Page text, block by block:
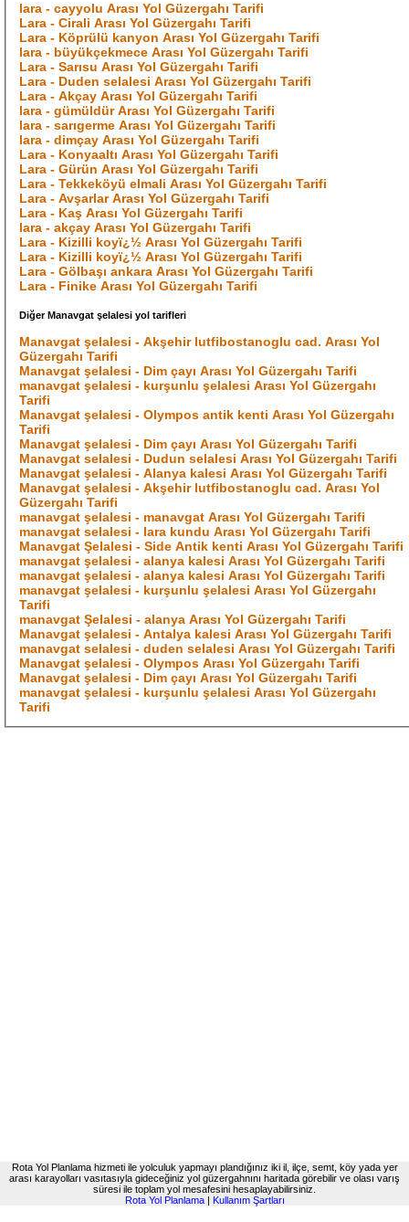
lara - cayyolu Arası Yol Güzergahı Tarifi
Lara - Cirali Arası Yol Güzergahı Tarifi
Lara - Köprülü kanyon Arası Yol Güzergahı Tarifi
lara - büyükçekmece Arası Yol Güzergahı Tarifi
Lara - Sarısu Arası Yol Güzergahı Tarifi
Lara - Duden selalesi Arası Yol Güzergahı Tarifi
Lara - Akçay Arası Yol Güzergahı Tarifi
lara - gümüldür Arası Yol Güzergahı Tarifi
lara - sarıgerme Arası Yol Güzergahı Tarifi
lara - dimçay Arası Yol Güzergahı Tarifi
Lara - Konyaaltı Arası Yol Güzergahı Tarifi
Lara - Gürün Arası Yol Güzergahı Tarifi
Lara - Tekkeköyü elmali Arası Yol Güzergahı Tarifi
Lara - Avşarlar Arası Yol Güzergahı Tarifi
Lara - Kaş Arası Yol Güzergahı Tarifi
lara - akçay Arası Yol Güzergahı Tarifi
Lara - Kizilli koyï¿½ Arası Yol Güzergahı Tarifi
Lara - Kizilli koyï¿½ Arası Yol Güzergahı Tarifi
Lara - Gölbaşı ankara Arası Yol Güzergahı Tarifi
Lara - Finike Arası Yol Güzergahı Tarifi
Diğer Manavgat şelalesi yol tarifleri
Manavgat şelalesi - Akşehir lutfibostanoglu cad. Arası Yol
Güzergahı Tarifi
Manavgat şelalesi - Dim çayı Arası Yol Güzergahı Tarifi
manavgat şelalesi - kurşunlu şelalesi Arası Yol Güzergahı
Tarifi
Manavgat şelalesi - Olympos antik kenti Arası Yol Güzergahı
Tarifi
Manavgat şelalesi - Dim çayı Arası Yol Güzergahı Tarifi
Manavgat selalesi - Dudun selalesi Arası Yol Güzergahı Tarifi
Manavgat şelalesi - Alanya kalesi Arası Yol Güzergahı Tarifi
Manavgat şelalesi - Akşehir lutfibostanoglu cad. Arası Yol
Güzergahı Tarifi
manavgat şelalesi - manavgat Arası Yol Güzergahı Tarifi
manavgat selalesi - lara kundu Arası Yol Güzergahı Tarifi
Manavgat Şelalesi - Side Antik kenti Arası Yol Güzergahı Tarifi
manavgat şelalesi - alanya kalesi Arası Yol Güzergahı Tarifi
manavgat şelalesi - alanya kalesi Arası Yol Güzergahı Tarifi
manavgat şelalesi - kurşunlu şelalesi Arası Yol Güzergahı
Tarifi
manavgat Şelalesi - alanya Arası Yol Güzergahı Tarifi
Manavgat şelalesi - Antalya kalesi Arası Yol Güzergahı Tarifi
manavgat selalesi - duden selalesi Arası Yol Güzergahı Tarifi
Manavgat şelalesi - Olympos Arası Yol Güzergahı Tarifi
Manavgat şelalesi - Dim çayı Arası Yol Güzergahı Tarifi
manavgat şelalesi - kurşunlu şelalesi Arası Yol Güzergahı
Tarifi
Rota Yol Planlama hizmeti ile yolculuk yapmayı plandığınız iki il, ilçe, semt, köy yada yer
arası karayolları vasıtasıyla gideceğiniz yol güzergahnını haritada görebilir ve olası varış
süresi ile toplam yol mesafesini hesaplayabilirsiniz.
Rota Yol Planlama| Kullanım Şartları